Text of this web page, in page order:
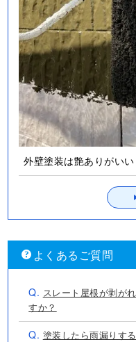
外壁塗装は艶ありがい
よくあるご質問
Q. スレート屋根が剥が
すか？
Q. 塗装したら雨漏りす